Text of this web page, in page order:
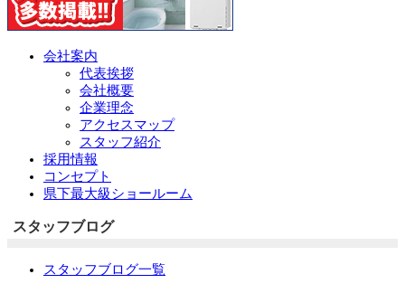
会社案内
代表挨拶
会社概要
企業理念
アクセスマップ
スタッフ紹介
採用情報
コンセプト
県下最大級ショールーム
スタッフブログ
スタッフブログ一覧